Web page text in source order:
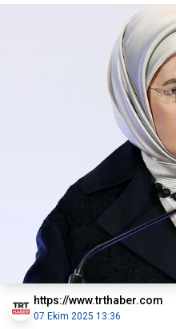
https://www.trthaber.com
07 Ekim 2025 13:36